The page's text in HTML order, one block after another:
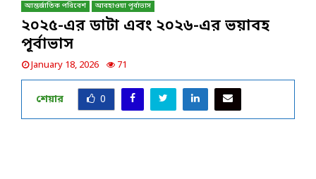
আন্তর্জাতিক পরিবেশ আবহাওয়া পূর্বাভাস
২০২৫-এর ডাটা এবং ২০২৬-এর ভয়াবহ
পূর্বাভাস
January 18, 2026 71
শেয়ার 0